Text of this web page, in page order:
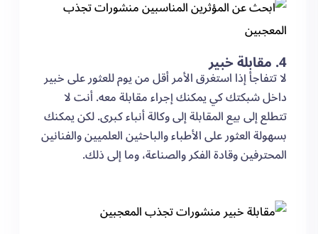
4. مقابلة خبير
لا تتفاجأ إذا استغرق الأمر أقل من يوم للعثور على خبير
داخل شبكتك كي يمكنك إجراء مقابلة معه. أنت لا
تتطلع إلى بيع المقابلة إلى وكالة أنباء كبرى. لكن يمكنك
بسهولة العثور على الأطباء والباحثين العلميين والفنانين
المحترفين وقادة الفكر والصناعة، وما إلى ذلك.